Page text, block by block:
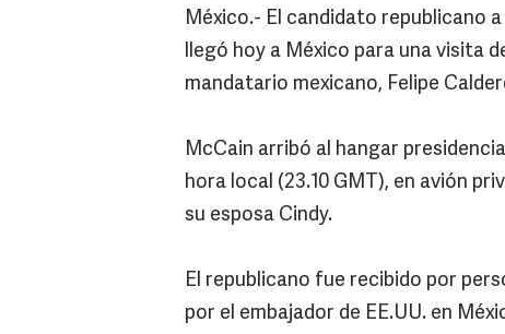
México.- El candidato republicano
llegó hoy a México para una visita
mandatario mexicano, Felipe
McCain arribó al hangar
hora local (23.10 GMT), en avión
su esposa Cindy.
El republicano fue recibido por
por el embajador de EE.UU. en